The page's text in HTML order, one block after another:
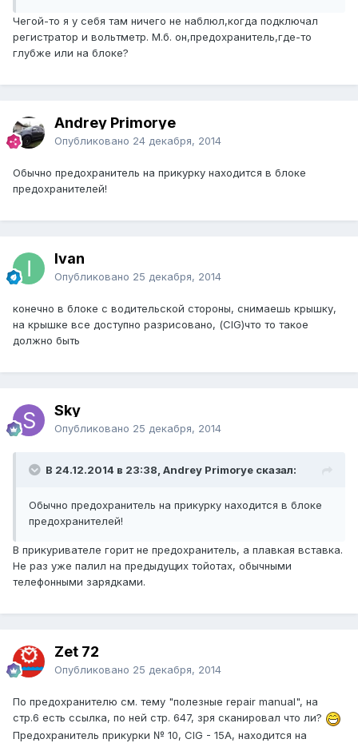
Чегой-то я у себя там ничего не наблюл,когда подключал
регистратор и вольтметр. М.б. он,предохранитель,где-то
глубже или на блоке?
Andrey Primorye
Опубликовано 24 декабря, 2014
Обычно предохранитель на прикурку находится в блоке
предохранителей!
Ivan
Опубликовано 25 декабря, 2014
конечно в блоке с водительской стороны, снимаешь крышку,
на крышке все доступно разрисовано, (CIG)что то такое
должно быть
Sky
Опубликовано 25 декабря, 2014
В 24.12.2014 в 23:38, Andrey Primorye сказал:
Обычно предохранитель на прикурку находится в блоке
предохранителей!
В прикуривателе горит не предохранитель, а плавкая вставка.
Не раз уже палил на предыдущих тойотах, обычными
телефонными зарядками.
Zet 72
Опубликовано 25 декабря, 2014
По предохранителю см. тему "полезные repair manual", на
стр.6 есть ссылка, по ней стр. 647, зря сканировал что ли?
Предохранитель прикурки № 10, CIG - 15А, находится на